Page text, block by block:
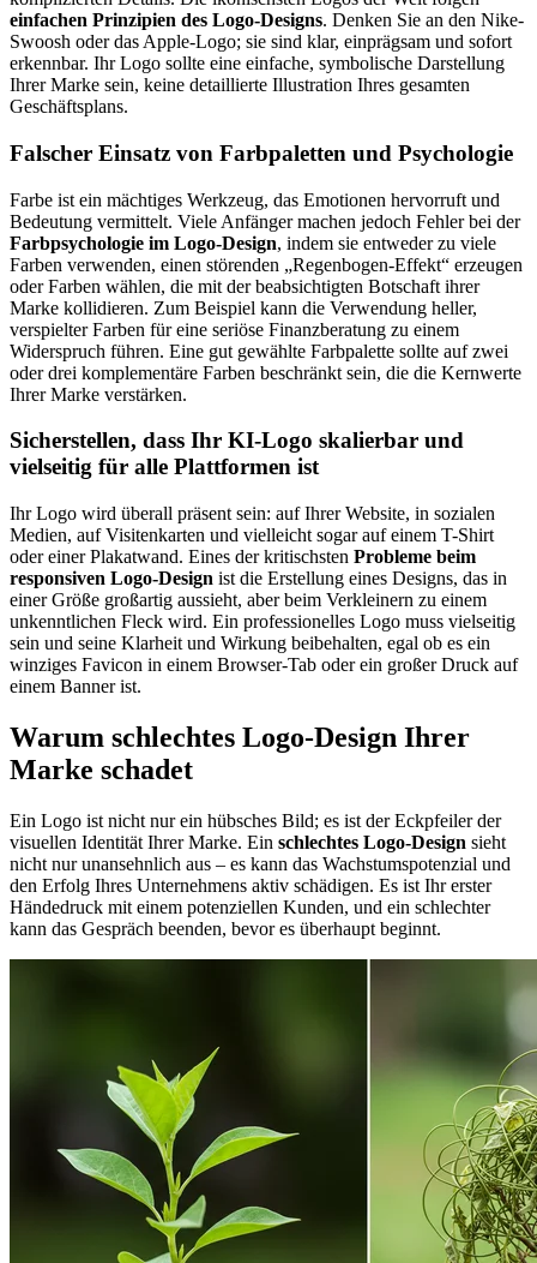
einfachen Prinzipien des Logo-Designs. Denken Sie an den Nike-
Swoosh oder das Apple-Logo; sie sind klar, einprägsam und sofort
erkennbar. Ihr Logo sollte eine einfache, symbolische Darstellung
Ihrer Marke sein, keine detaillierte Illustration Ihres gesamten
Geschäftsplans.
Falscher Einsatz von Farbpaletten und Psychologie
Farbe ist ein mächtiges Werkzeug, das Emotionen hervorruft und
Bedeutung vermittelt. Viele Anfänger machen jedoch Fehler bei der
Farbpsychologie im Logo-Design, indem sie entweder zu viele
Farben verwenden, einen störenden „Regenbogen-Effekt“ erzeugen
oder Farben wählen, die mit der beabsichtigten Botschaft ihrer
Marke kollidieren. Zum Beispiel kann die Verwendung heller,
verspielter Farben für eine seriöse Finanzberatung zu einem
Widerspruch führen. Eine gut gewählte Farbpalette sollte auf zwei
oder drei komplementäre Farben beschränkt sein, die die Kernwerte
Ihrer Marke verstärken.
Sicherstellen, dass Ihr KI-Logo skalierbar und
vielseitig für alle Plattformen ist
Ihr Logo wird überall präsent sein: auf Ihrer Website, in sozialen
Medien, auf Visitenkarten und vielleicht sogar auf einem T-Shirt
oder einer Plakatwand. Eines der kritischsten Probleme beim
responsiven Logo-Design ist die Erstellung eines Designs, das in
einer Größe großartig aussieht, aber beim Verkleinern zu einem
unkenntlichen Fleck wird. Ein professionelles Logo muss vielseitig
sein und seine Klarheit und Wirkung beibehalten, egal ob es ein
winziges Favicon in einem Browser-Tab oder ein großer Druck auf
einem Banner ist.
Warum schlechtes Logo-Design Ihrer
Marke schadet
Ein Logo ist nicht nur ein hübsches Bild; es ist der Eckpfeiler der
visuellen Identität Ihrer Marke. Ein schlechtes Logo-Design sieht
nicht nur unansehnlich aus – es kann das Wachstumspotenzial und
den Erfolg Ihres Unternehmens aktiv schädigen. Es ist Ihr erster
Händedruck mit einem potenziellen Kunden, und ein schlechter
kann das Gespräch beenden, bevor es überhaupt beginnt.